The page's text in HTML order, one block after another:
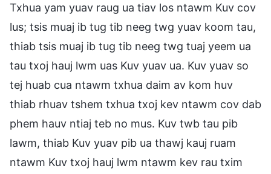
Txhua yam yuav raug ua tiav los ntawm Kuv cov
lus; tsis muaj ib tug tib neeg twg yuav koom tau,
thiab tsis muaj ib tug tib neeg twg tuaj yeem ua
tau txoj hauj lwm uas Kuv yuav ua. Kuv yuav so
tej huab cua ntawm txhua daim av kom huv
thiab rhuav tshem txhua txoj kev ntawm cov dab
phem hauv ntiaj teb no mus. Kuv twb tau pib
lawm, thiab Kuv yuav pib ua thawj kauj ruam
ntawm Kuv txoj hauj lwm ntawm kev rau txim